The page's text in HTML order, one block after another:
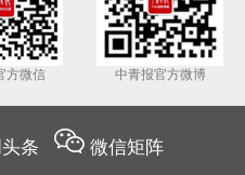
方微信 中青报官方微博
条 微信矩阵